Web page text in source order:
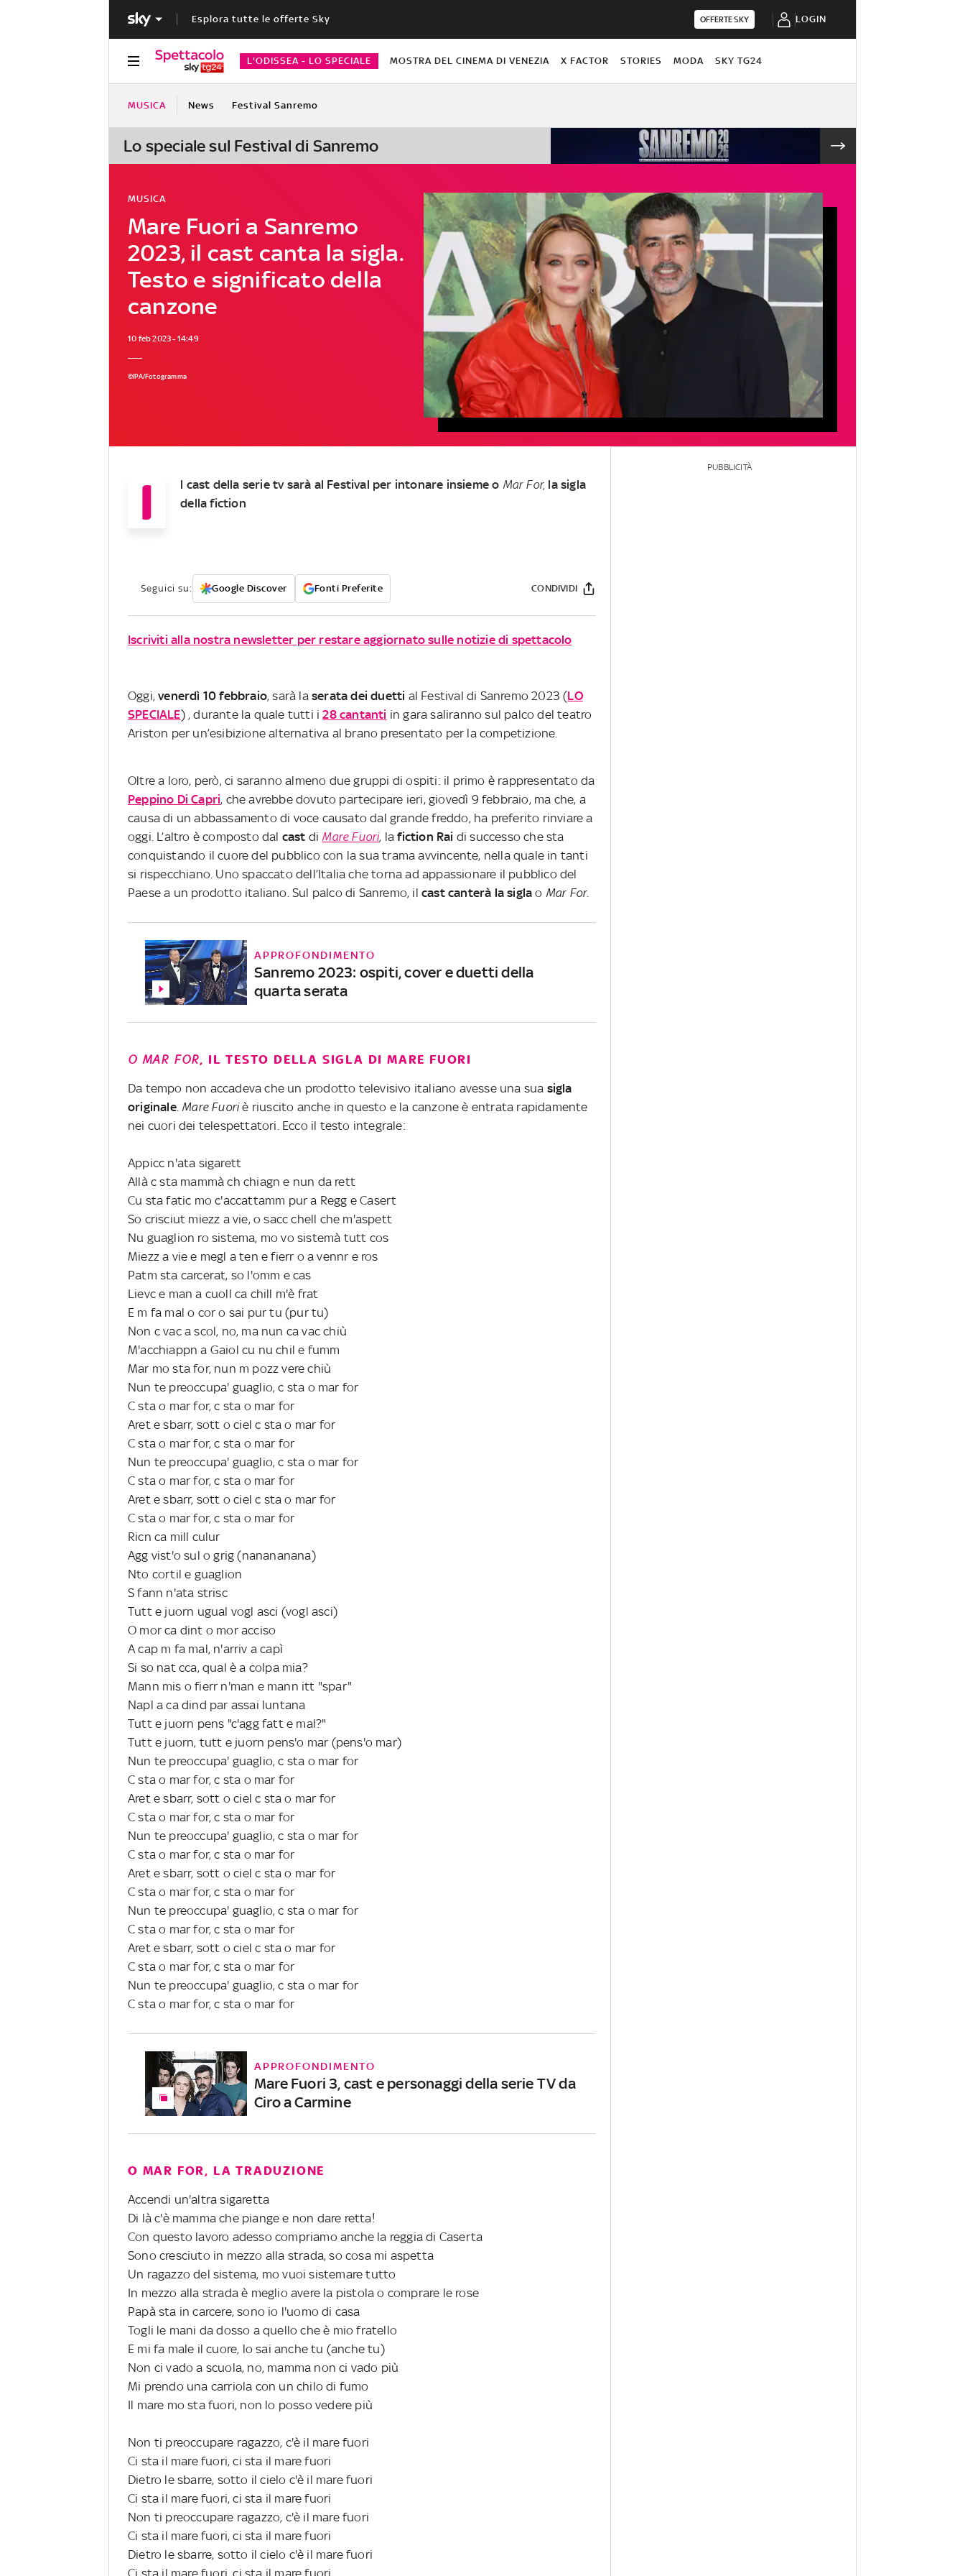
Esplora tutte le offerte Sky OFFERTE SKY LOGIN
L'ODISSEA - LO SPECIALE MOSTRA DEL CINEMA DI VENEZIA X FACTOR STORIES MODA SKY TG24
MUSICA News Festival Sanremo
Lo speciale sul Festival di Sanremo
Mare Fuori a Sanremo
2023, il cast canta la sigla.
Testo e significato della
canzone
MUSICA
10 feb 2023 - 14:49
©IPA/Fotogramma
I l cast della serie tv sarà al Festival per intonare insieme o Mar For, la sigla
della fiction
Seguici su: Google Discover Fonti Preferite CONDIVIDI
Iscriviti alla nostra newsletter per restare aggiornato sulle notizie di spettacolo
Oggi,venerdì 10 febbraio, sarà laserata dei duetti al Festival di Sanremo 2023 (LO
SPECIALE) , durante la quale tutti i28 cantanti in gara saliranno sul palco del teatro
Ariston per un’esibizione alternativa al brano presentato per la competizione.
Oltre a loro, però, ci saranno almeno due gruppi di ospiti: il primo è rappresentato da
Peppino Di Capri, che avrebbe dovuto partecipare ieri, giovedì 9 febbraio, ma che, a
causa di un abbassamento di voce causato dal grande freddo, ha preferito rinviare a
oggi. L’altro è composto dal cast di Mare Fuori, la fiction Rai di successo che sta
conquistando il cuore del pubblico con la sua trama avvincente, nella quale in tanti
si rispecchiano. Uno spaccato dell’Italia che torna ad appassionare il pubblico del
Paese a un prodotto italiano. Sul palco di Sanremo, ilcast canterà la siglao Mar For.
APPROFONDIMENTO
Sanremo 2023: ospiti, cover e duetti della
quarta serata
O MAR FOR, IL TESTO DELLA SIGLA DI MARE FUORI
Da tempo non accadeva che un prodotto televisivo italiano avesse una sua sigla
originale. Mare Fuoriè riuscito anche in questo e la canzone è entrata rapidamente
nei cuori dei telespettatori. Ecco il testo integrale:
Appicc n'ata sigarett
Allà c sta mammà ch chiagn e nun da rett
Cu sta fatic mo c'accattamm pur a Regg e Casert
So crisciut miezz a vie, o sacc chell che m'aspett
Nu guaglion ro sistema, mo vo sistemà tutt cos
Miezz a vie e megl a ten e fierr o a vennr e ros
Patm sta carcerat, so l'omm e cas
Lievc e man a cuoll ca chill m'è frat
E m fa mal o cor o sai pur tu (pur tu)
Non c vac a scol, no, ma nun ca vac chiù
M'acchiappn a Gaiol cu nu chil e fumm
Mar mo sta for, nun m pozz vere chiù
Nun te preoccupa' guaglio, c sta o mar for
C sta o mar for, c sta o mar for
Aret e sbarr, sott o ciel c sta o mar for
C sta o mar for, c sta o mar for
Nun te preoccupa' guaglio, c sta o mar for
C sta o mar for, c sta o mar for
Aret e sbarr, sott o ciel c sta o mar for
C sta o mar for, c sta o mar for
Ricn ca mill culur
Agg vist'o sul o grig (nanananana)
Nto cortil e guaglion
S fann n'ata strisc
Tutt e juorn ugual vogl asci (vogl asci)
O mor ca dint o mor acciso
A cap m fa mal, n'arriv a capì
Si so nat cca, qual è a colpa mia?
Mann mis o fierr n'man e mann itt "spar"
Napl a ca dind par assai luntana
Tutt e juorn pens "c'agg fatt e mal?"
Tutt e juorn, tutt e juorn pens'o mar (pens'o mar)
Nun te preoccupa' guaglio, c sta o mar for
C sta o mar for, c sta o mar for
Aret e sbarr, sott o ciel c sta o mar for
C sta o mar for, c sta o mar for
Nun te preoccupa' guaglio, c sta o mar for
C sta o mar for, c sta o mar for
Aret e sbarr, sott o ciel c sta o mar for
C sta o mar for, c sta o mar for
Nun te preoccupa' guaglio, c sta o mar for
C sta o mar for, c sta o mar for
Aret e sbarr, sott o ciel c sta o mar for
C sta o mar for, c sta o mar for
Nun te preoccupa' guaglio, c sta o mar for
C sta o mar for, c sta o mar for
APPROFONDIMENTO
Mare Fuori 3, cast e personaggi della serie TV da
Ciro a Carmine
O MAR FOR, LA TRADUZIONE
Accendi un'altra sigaretta
Di là c'è mamma che piange e non dare retta!
Con questo lavoro adesso compriamo anche la reggia di Caserta
Sono cresciuto in mezzo alla strada, so cosa mi aspetta
Un ragazzo del sistema, mo vuoi sistemare tutto
In mezzo alla strada è meglio avere la pistola o comprare le rose
Papà sta in carcere, sono io l'uomo di casa
Togli le mani da dosso a quello che è mio fratello
E mi fa male il cuore, lo sai anche tu (anche tu)
Non ci vado a scuola, no, mamma non ci vado più
Mi prendo una carriola con un chilo di fumo
Il mare mo sta fuori, non lo posso vedere più
Non ti preoccupare ragazzo, c'è il mare fuori
Ci sta il mare fuori, ci sta il mare fuori
Dietro le sbarre, sotto il cielo c'è il mare fuori
Ci sta il mare fuori, ci sta il mare fuori
Non ti preoccupare ragazzo, c'è il mare fuori
Ci sta il mare fuori, ci sta il mare fuori
Dietro le sbarre, sotto il cielo c'è il mare fuori
Ci sta il mare fuori, ci sta il mare fuori
PUBBLICITÀ